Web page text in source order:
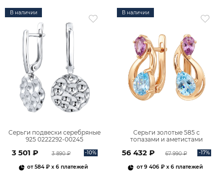
В наличии
Серьги подвески серебряные
925 0222292-00245
3 501 ₽ 3 890 ₽ -10%
от584 ₽ x 6 платежей
В наличии
Серьги золотые 585 с
топазами и аметистами
56 432 ₽ 67 990 ₽ -17%
от9 406 ₽x 6 платежей